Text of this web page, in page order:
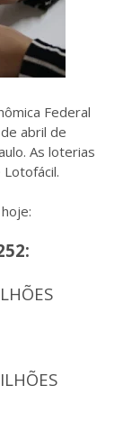
Federal
abril de
As loterias